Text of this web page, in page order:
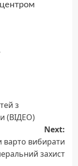
центром
з
(ВІДЕО)
Next:
варто вибирати
захист